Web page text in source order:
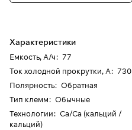
Характеристики
Емкость, А/ч: 77
Ток холодной прокрутки, А: 730
Полярность: Обратная
Тип клемм: Обычные
Технологии: Ca/Ca (кальций /
кальций)